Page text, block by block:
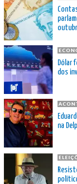
Dólar
dos
na